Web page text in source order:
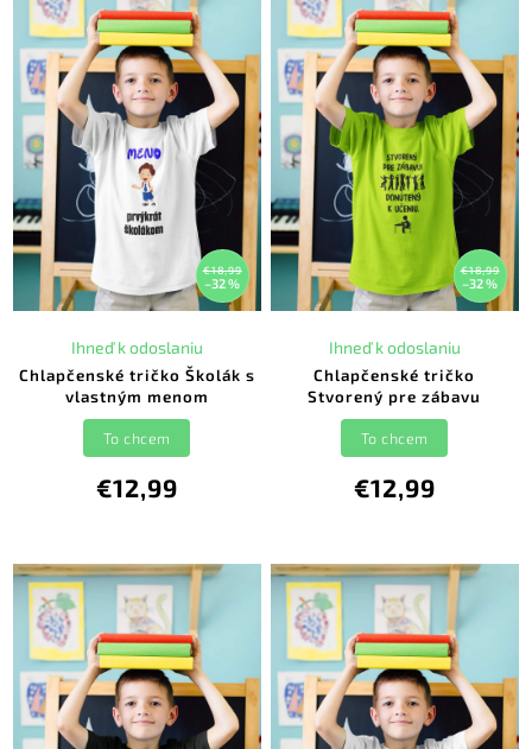
€18,99
–32 %
Chlapčenské tričko Školák s
vlastným menom
Ihneď k odoslaniu
€12,99
To chcem
€18,99
–32 %
Chlapčenské tričko
Stvorený pre zábavu
Ihneď k odoslaniu
€12,99
To chcem